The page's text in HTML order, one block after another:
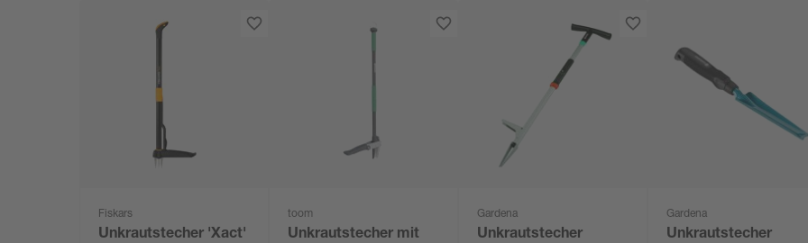
Fiskars
Unkrautstecher 'Xact'
toom
Unkrautstecher mit
Gardena
Unkrautstecher
Gardena
Unkrautstecher